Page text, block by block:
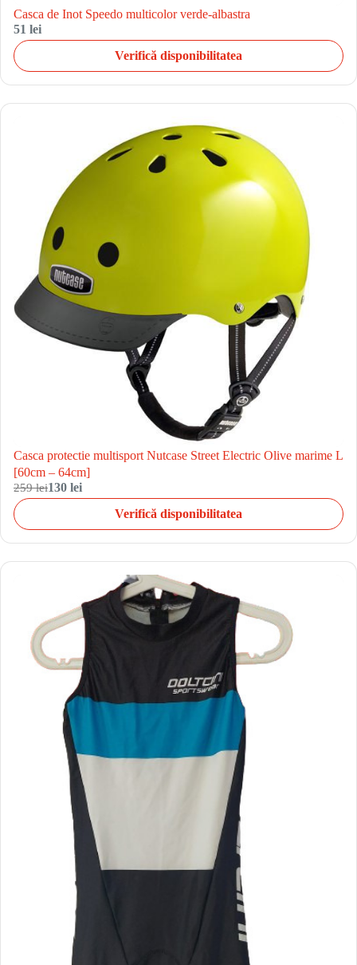
Casca de Inot Speedo multicolor verde-albastra
51 lei
Verifică disponibilitatea
Casca protectie multisport Nutcase Street Electric Olive marime L
[60cm – 64cm]
259 lei130 lei
Verifică disponibilitatea